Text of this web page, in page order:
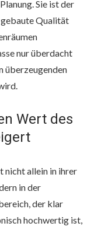
Sie ist der
Qualität
nur überdacht
überzeugenden
Wert des
nicht allein in ihrer
in der
der klar
hochwertig ist,